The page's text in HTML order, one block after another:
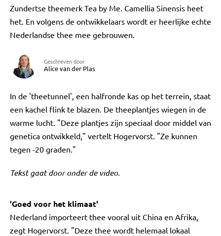
Zundertse theemerk Tea by Me. Camellia Sinensis heet
het. En volgens de ontwikkelaars wordt er heerlijke echte
Nederlandse thee mee gebrouwen.
Geschreven door
Alice van der Plas
In de 'theetunnel', een halfronde kas op het terrein, staat
een kachel flink te blazen. De theeplantjes wiegen in de
warme lucht. "Deze plantjes zijn speciaal door middel van
genetica ontwikkeld," vertelt Hogervorst. "Ze kunnen
tegen -20 graden."
Tekst gaat door onder de video.
'Goed voor het klimaat'
Nederland importeert thee vooral uit China en Afrika,
zegt Hogervorst. "Deze thee wordt helemaal lokaal